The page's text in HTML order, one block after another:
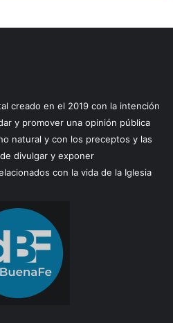
creado en el 2019 con la intención
y promover una opinión pública
natural y con los preceptos y las
divulgar y exponer
con la vida de la Iglesia